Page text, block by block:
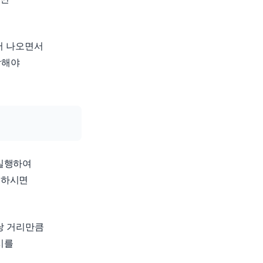
나오면서
야
행하여
시면
거리만큼
를